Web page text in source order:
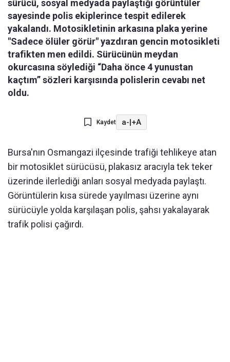
sürücü, sosyal medyada paylaştığı görüntüler
sayesinde polis ekiplerince tespit edilerek
yakalandı. Motosikletinin arkasına plaka yerine
"Sadece ölüler görür" yazdıran gencin motosikleti
trafikten men edildi. Sürücünün meydan
okurcasına söylediği “Daha önce 4 yunustan
kaçtım” sözleri karşısında polislerin cevabı net
oldu.
Kaydet a-|+A
Bursa'nın Osmangazi ilçesinde trafiği tehlikeye atan
bir motosiklet sürücüsü, plakasız aracıyla tek teker
üzerinde ilerlediği anları sosyal medyada paylaştı.
Görüntülerin kısa sürede yayılması üzerine aynı
sürücüyle yolda karşılaşan polis, şahsı yakalayarak
trafik polisi çağırdı.